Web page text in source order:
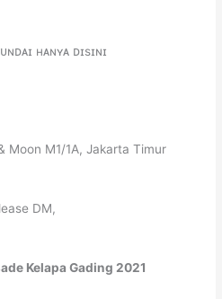
ʜᴀɴʏᴀ ᴅɪsɪɴɪ
Moon M1/1A, Jakarta Timur
DM,
Kelapa Gading2021